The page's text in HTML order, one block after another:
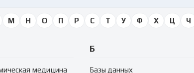
М Н О П Р С Т У Ф Х Ц Ч
медицина
Б
Базы данных